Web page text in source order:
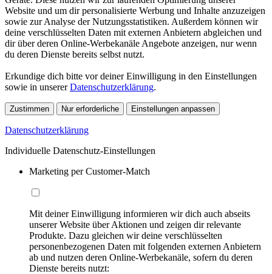
Website und um dir personalisierte Werbung und Inhalte anzuzeigen
sowie zur Analyse der Nutzungsstatistiken. Außerdem können wir
deine verschlüsselten Daten mit externen Anbietern abgleichen und
dir über deren Online-Werbekanäle Angebote anzeigen, nur wenn
du deren Dienste bereits selbst nutzt.
Erkundige dich bitte vor deiner Einwilligung in den Einstellungen
sowie in unsererDatenschutzerklärung.
Zustimmen Nur erforderliche Einstellungen anpassen
Datenschutzerklärung
Individuelle Datenschutz-Einstellungen
Marketing per Customer-Match
Mit deiner Einwilligung informieren wir dich auch abseits
unserer Website über Aktionen und zeigen dir relevante
Produkte. Dazu gleichen wir deine verschlüsselten
personenbezogenen Daten mit folgenden externen Anbietern
ab und nutzen deren Online-Werbekanäle, sofern du deren
Dienste bereits nutzt: